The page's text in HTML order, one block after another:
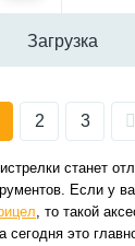
Загрузка
2 3
станет
Если у
, то такой
сегодня это